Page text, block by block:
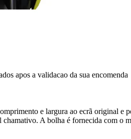
apos a validacao da sua encomenda
e largura ao ecrã original e
A bolha é fornecida com o